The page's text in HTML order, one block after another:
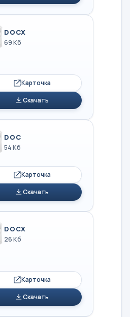
DOCX
69 Кб
Карточка
Скачать
DOC
54 Кб
Карточка
Скачать
DOCX
26 Кб
Карточка
Скачать